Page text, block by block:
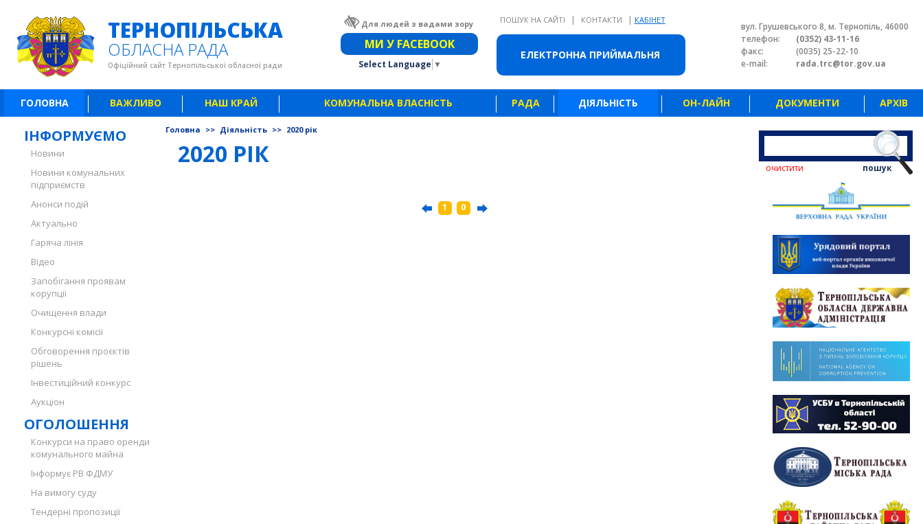
ЕЛЕКТРОННА ПРИЙМАЛЬНЯ
ТЕРНОПІЛЬСЬКА
ОБЛАСНА РАДА
Офіційний сайт Тернопільської обласної ради
Для людей з вадами зору Звичайна версія сайту
МИ У FACEBOOK
Select Language ▼
ПОШУК НА САЙТІ | КОНТАКТИ | КАБІНЕТ
вул. Грушевського 8, м. Тернопіль, 46000
телефон:
(0352) 43-11-16
факс:
(0035) 25-22-10
e-mail:
rada.trc@tor.gov.ua
ГОЛОВНА ВАЖЛИВО НАШ КРАЙ КОМУНАЛЬНА ВЛАСНІСТЬ РАДА ДІЯЛЬНІСТЬ ОН-ЛАЙН ДОКУМЕНТИ АРХІВ
ІНФОРМУЄМО
Новини
Новини комунальних
підприємств
Анонси подій
Актуально
Гаряча лінія
Відео
Запобігання проявам
корупції
Очищення влади
Конкурсні комісії
Обговорення проєктів
рішень
Інвестиційний конкурс
Аукціон
ОГОЛОШЕННЯ
Конкурси на право оренди
комунального майна
Інформує РВ ФДМУ
На вимогу суду
Тендерні пропозиції
Головна >> Діяльність >> 2020 рік
2020 РІК
1 0
пошук
очистити